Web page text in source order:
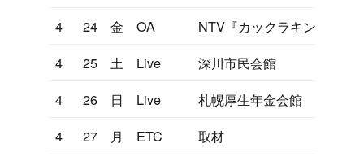
4
24 金 OA
NTV『カックラキン大放送
4
25 土 Live
深川市民会館
4
26 日 Live
札幌厚生年金会館
4
27 月 ETC
取材